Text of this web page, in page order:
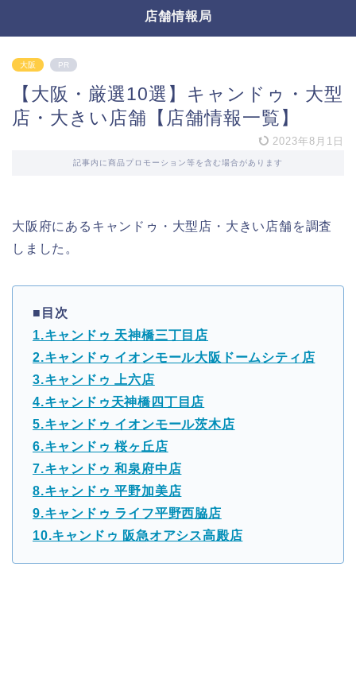
店舗情報局
大阪 PR
【大阪・厳選10選】キャンドゥ・大型
店・大きい店舗【店舗情報一覧】
2023年8月1日
記事内に商品プロモーション等を含む場合があります
大阪府にあるキャンドゥ・大型店・大きい店舗を調査
しました。
■目次
1.キャンドゥ 天神橋三丁目店
2.キャンドゥ イオンモール大阪ドームシティ店
3.キャンドゥ 上六店
4.キャンドゥ天神橋四丁目店
5.キャンドゥ イオンモール茨木店
6.キャンドゥ 桜ヶ丘店
7.キャンドゥ 和泉府中店
8.キャンドゥ 平野加美店
9.キャンドゥ ライフ平野西脇店
10.キャンドゥ 阪急オアシス高殿店